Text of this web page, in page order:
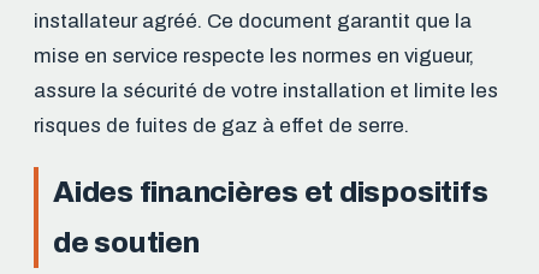
installateur agréé. Ce document garantit que la
mise en service respecte les normes en vigueur,
assure la sécurité de votre installation et limite les
risques de fuites de gaz à effet de serre.
Aides financières et dispositifs
de soutien